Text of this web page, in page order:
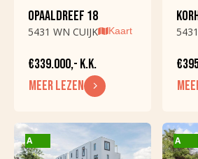
Garage
Geen garage
DAK
Dak soort
Pannen
OPAALDREEF 18
5431 WN CUIJK Kaart
€339.000,- K.K.
MEER LEZEN
A A